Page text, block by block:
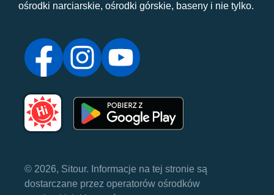
ośrodki narciarskie, ośrodki górskie, baseny i nie tylko.
© 2026, Sitour. Informacje na tej stronie są
dostarczane przez operatorów ośrodków